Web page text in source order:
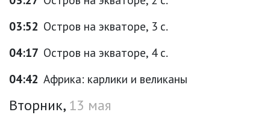
03:52 Остров на экваторе, 3 с.
04:17 Остров на экваторе, 4 с.
04:42 Африка: карлики и великаны
Вторник, 13 мая